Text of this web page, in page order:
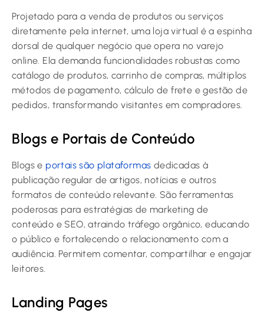
Projetado para a venda de produtos ou serviços
diretamente pela internet, uma loja virtual é a espinha
dorsal de qualquer negócio que opera no varejo
online. Ela demanda funcionalidades robustas como
catálogo de produtos, carrinho de compras, múltiplos
métodos de pagamento, cálculo de frete e gestão de
pedidos, transformando visitantes em compradores.
Blogs e Portais de Conteúdo
Blogs e portais são plataformas dedicadas à
publicação regular de artigos, notícias e outros
formatos de conteúdo relevante. São ferramentas
poderosas para estratégias de marketing de
conteúdo e SEO, atraindo tráfego orgânico, educando
o público e fortalecendo o relacionamento com a
audiência. Permitem comentar, compartilhar e engajar
leitores.
Landing Pages